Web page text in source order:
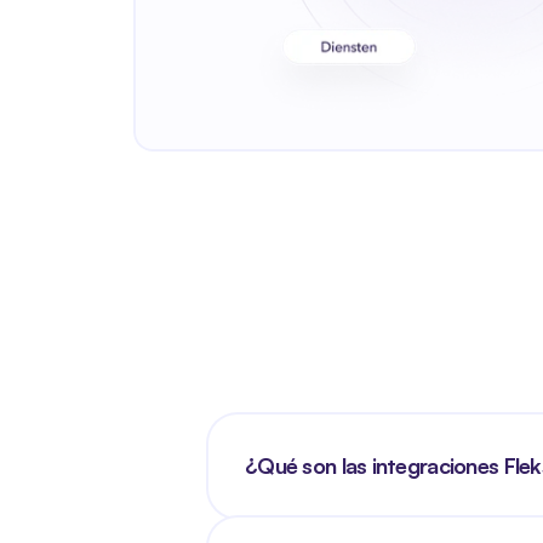
¿Qué son las integraciones